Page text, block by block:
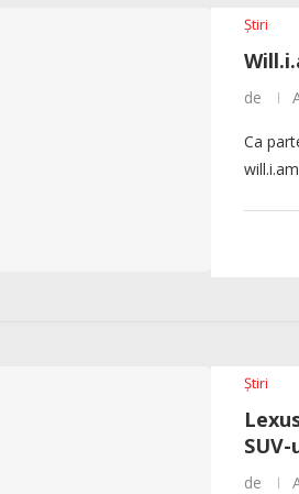
Știri
de
Ca
Știri
de